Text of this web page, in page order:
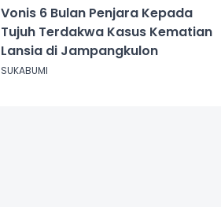
Vonis 6 Bulan Penjara Kepada
Tujuh Terdakwa Kasus Kematian
Lansia di Jampangkulon
SUKABUMI